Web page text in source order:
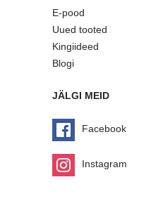
E-pood
Uued tooted
Kingiideed
Blogi
JÄLGI MEID
Facebook
Instagram